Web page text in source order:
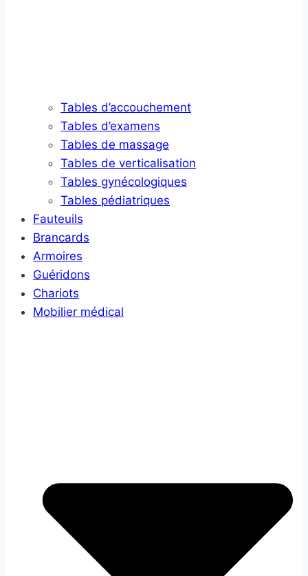
Tables d’accouchement
Tables d’examens
Tables de massage
Tables de verticalisation
Tables gynécologiques
Tables pédiatriques
Fauteuils
Brancards
Armoires
Guéridons
Chariots
Mobilier médical